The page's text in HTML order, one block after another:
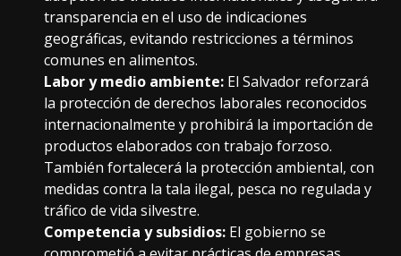
transparencia en el uso de indicaciones
geográficas, evitando restricciones a términos
comunes en alimentos.
Labor y medio ambiente: El Salvador reforzará
la protección de derechos laborales reconocidos
internacionalmente y prohibirá la importación de
productos elaborados con trabajo forzoso.
También fortalecerá la protección ambiental, con
medidas contra la tala ilegal, pesca no regulada y
tráfico de vida silvestre.
Competencia y subsidios: El gobierno se